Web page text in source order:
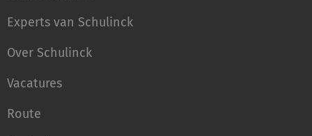
Experts van Schulinck
Over Schulinck
Vacatures
Route